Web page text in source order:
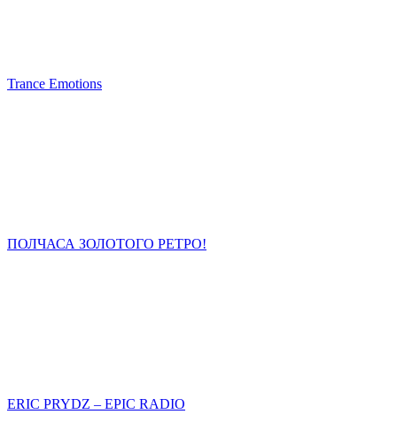
Trance Emotions
ПОЛЧАСА ЗОЛОТОГО РЕТРО!
ERIC PRYDZ – EPIC RADIO